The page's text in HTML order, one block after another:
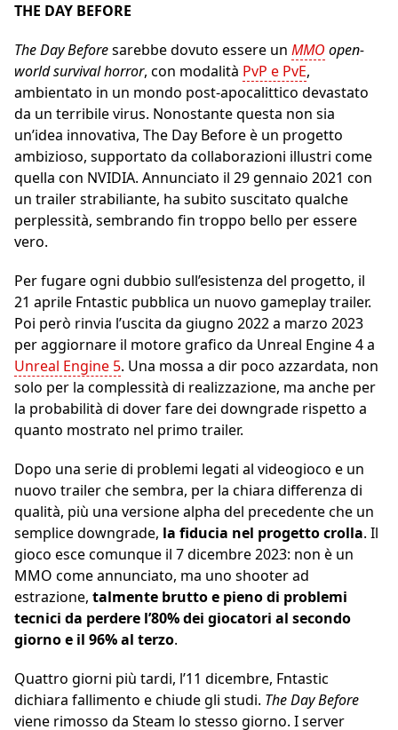
THE DAY BEFORE
The Day Beforesarebbe dovuto essere un MMO open-
world survival horror, con modalità PvP e PvE,
ambientato in un mondo post-apocalittico devastato
da un terribile virus. Nonostante questa non sia
un’idea innovativa, The Day Before è un progetto
ambizioso, supportato da collaborazioni illustri come
quella con NVIDIA. Annunciato il 29 gennaio 2021 con
un trailer strabiliante, ha subito suscitato qualche
perplessità, sembrando fin troppo bello per essere
vero.
Per fugare ogni dubbio sull’esistenza del progetto, il
21 aprile Fntastic pubblica un nuovo gameplay trailer.
Poi però rinvia l’uscita da giugno 2022 a marzo 2023
per aggiornare il motore grafico da Unreal Engine 4 a
Unreal Engine 5. Una mossa a dir poco azzardata, non
solo per la complessità di realizzazione, ma anche per
la probabilità di dover fare dei downgrade rispetto a
quanto mostrato nel primo trailer.
Dopo una serie di problemi legati al videogioco e un
nuovo trailer che sembra, per la chiara differenza di
qualità, più una versione alpha del precedente che un
semplice downgrade, la fiducia nel progetto crolla. Il
gioco esce comunque il 7 dicembre 2023: non è un
MMO come annunciato, ma uno shooter ad
estrazione, talmente brutto e pieno di problemi
tecnici da perdere l’80% dei giocatori al secondo
giorno e il 96% al terzo.
Quattro giorni più tardi, l’11 dicembre, Fntastic
dichiara fallimento e chiude gli studi. The Day Before
viene rimosso da Steam lo stesso giorno. I server